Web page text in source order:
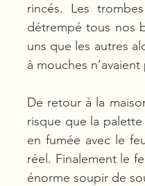
rincés. Les
détrempé tous nos
uns que les autres
à mouches
De retour à la
risque que la
en fumée avec le
réel. Finalement le
énorme soupir de